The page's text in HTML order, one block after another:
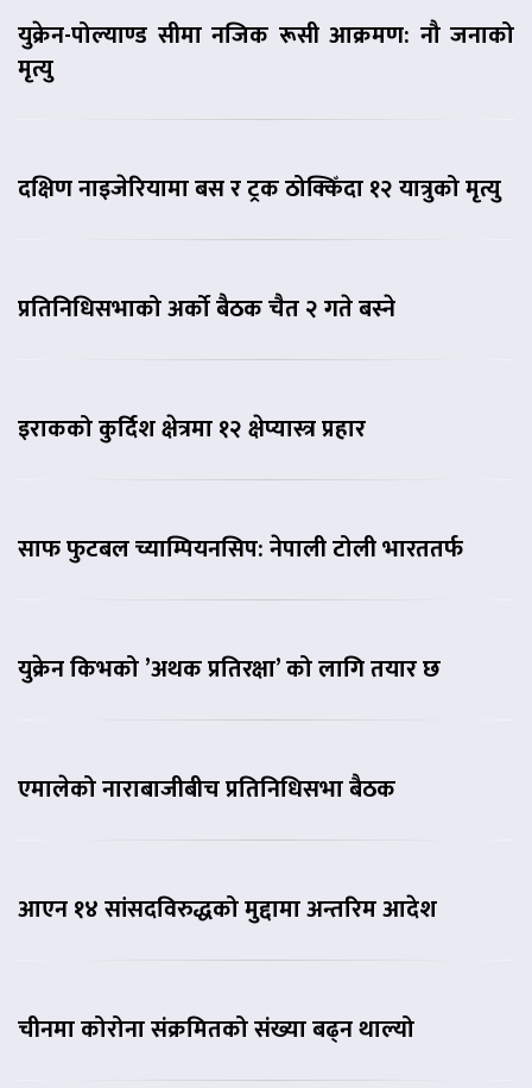
युक्रेन-पोल्याण्ड सीमा नजिक रूसी आक्रमण: नौ जनाको
मृत्यु
दक्षिण नाइजेरियामा बस र ट्रक ठोक्किँदा १२ यात्रुको मृत्यु
प्रतिनिधिसभाको अर्को बैठक चैत २ गते बस्‍ने
इराकको कुर्दिश क्षेत्रमा १२ क्षेप्यास्त्र प्रहार
साफ फुटबल च्याम्पियनसिप: नेपाली टोली भारततर्फ
युक्रेन किभको ’अथक प्रतिरक्षा’ को लागि तयार छ
एमालेको नाराबाजीबीच प्रतिनिधिसभा बैठक
आएन १४ सांसदविरुद्धको मुद्दामा अन्तरिम आदेश
चीनमा कोरोना संक्रमितको संख्या बढ्न थाल्यो